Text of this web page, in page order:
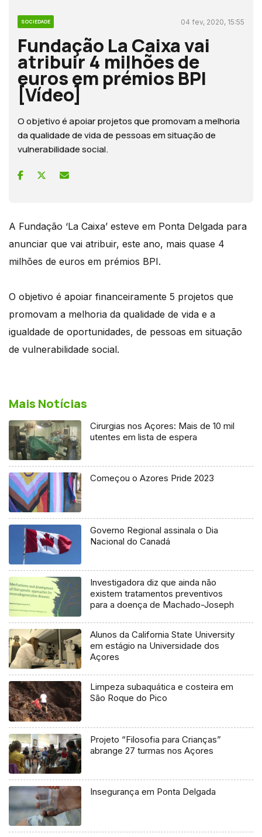
SOCIEDADE 04 fev, 2020, 15:55
Fundação La Caixa vai
atribuir 4 milhões de
euros em prémios BPI
[Vídeo]
O objetivo é apoiar projetos que promovam a melhoria
da qualidade de vida de pessoas em situação de
vulnerabilidade social.
A Fundação ‘La Caixa’ esteve em Ponta Delgada para
anunciar que vai atribuir, este ano, mais quase 4
milhões de euros em prémios BPI.
O objetivo é apoiar financeiramente 5 projetos que
promovam a melhoria da qualidade de vida e a
igualdade de oportunidades, de pessoas em situação
de vulnerabilidade social.
Mais Notícias
Cirurgias nos Açores: Mais de 10 mil
utentes em lista de espera
Começou o Azores Pride 2023
Governo Regional assinala o Dia
Nacional do Canadá
Investigadora diz que ainda não
existem tratamentos preventivos
para a doença de Machado-Joseph
Alunos da California State University
em estágio na Universidade dos
Açores
Limpeza subaquática e costeira em
São Roque do Pico
Projeto “Filosofia para Crianças”
abrange 27 turmas nos Açores
Insegurança em Ponta Delgada